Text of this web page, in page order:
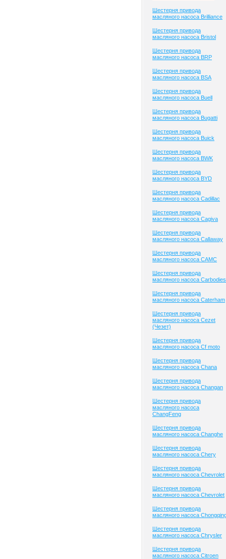
Шестерня привода
масляного насоса Brilliance
Шестерня привода
масляного насоса Bristol
Шестерня привода
масляного насоса BRP
Шестерня привода
масляного насоса BSA
Шестерня привода
масляного насоса Buell
Шестерня привода
масляного насоса Bugatti
Шестерня привода
масляного насоса Buick
Шестерня привода
масляного насоса BWK
Шестерня привода
масляного насоса BYD
Шестерня привода
масляного насоса Cadillac
Шестерня привода
масляного насоса Cagiva
Шестерня привода
масляного насоса Callaway
Шестерня привода
масляного насоса CAMC
Шестерня привода
масляного насоса Carbodies
Шестерня привода
масляного насоса Caterham
Шестерня привода
масляного насоса Cezet
(Чезет)
Шестерня привода
масляного насоса Cf moto
Шестерня привода
масляного насоса Chana
Шестерня привода
масляного насоса Changan
Шестерня привода
масляного насоса
ChangFeng
Шестерня привода
масляного насоса Changhe
Шестерня привода
масляного насоса Chery
Шестерня привода
масляного насоса Chevrolet
Шестерня привода
масляного насоса Chevrolet
Шестерня привода
масляного насоса
Шестерня привода
масляного насоса Chrysler
Шестерня привода
масляного насоса Citroen